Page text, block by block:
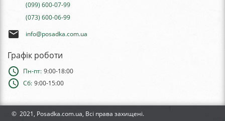
(099) 600-07-99
(073) 600-06-99
email info@posadka.com.ua
Графік роботи
schedule Пн-пт: 9:00-18:00
schedule Сб: 9:00-15:00
© 2021, Posadka.com.ua, Всі права захищені.